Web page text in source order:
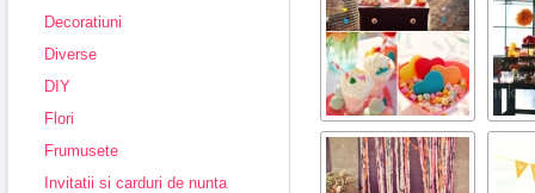
Decoratiuni
Diverse
DIY
Flori
Frumusete
Invitatii si carduri de nunta